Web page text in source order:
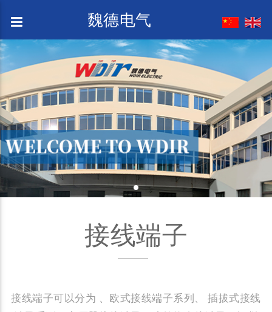
魏德电气
接线端子
接线端子可以分为 、欧式接线端子系列、 插拔式接线